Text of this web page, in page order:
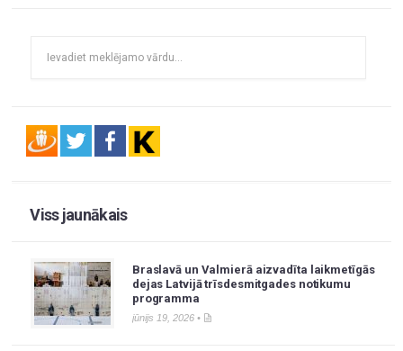
Viss jaunākais
Braslavā un Valmierā aizvadīta laikmetīgās
dejas Latvijā trīsdesmitgades notikumu
programma
jūnijs 19, 2026 •